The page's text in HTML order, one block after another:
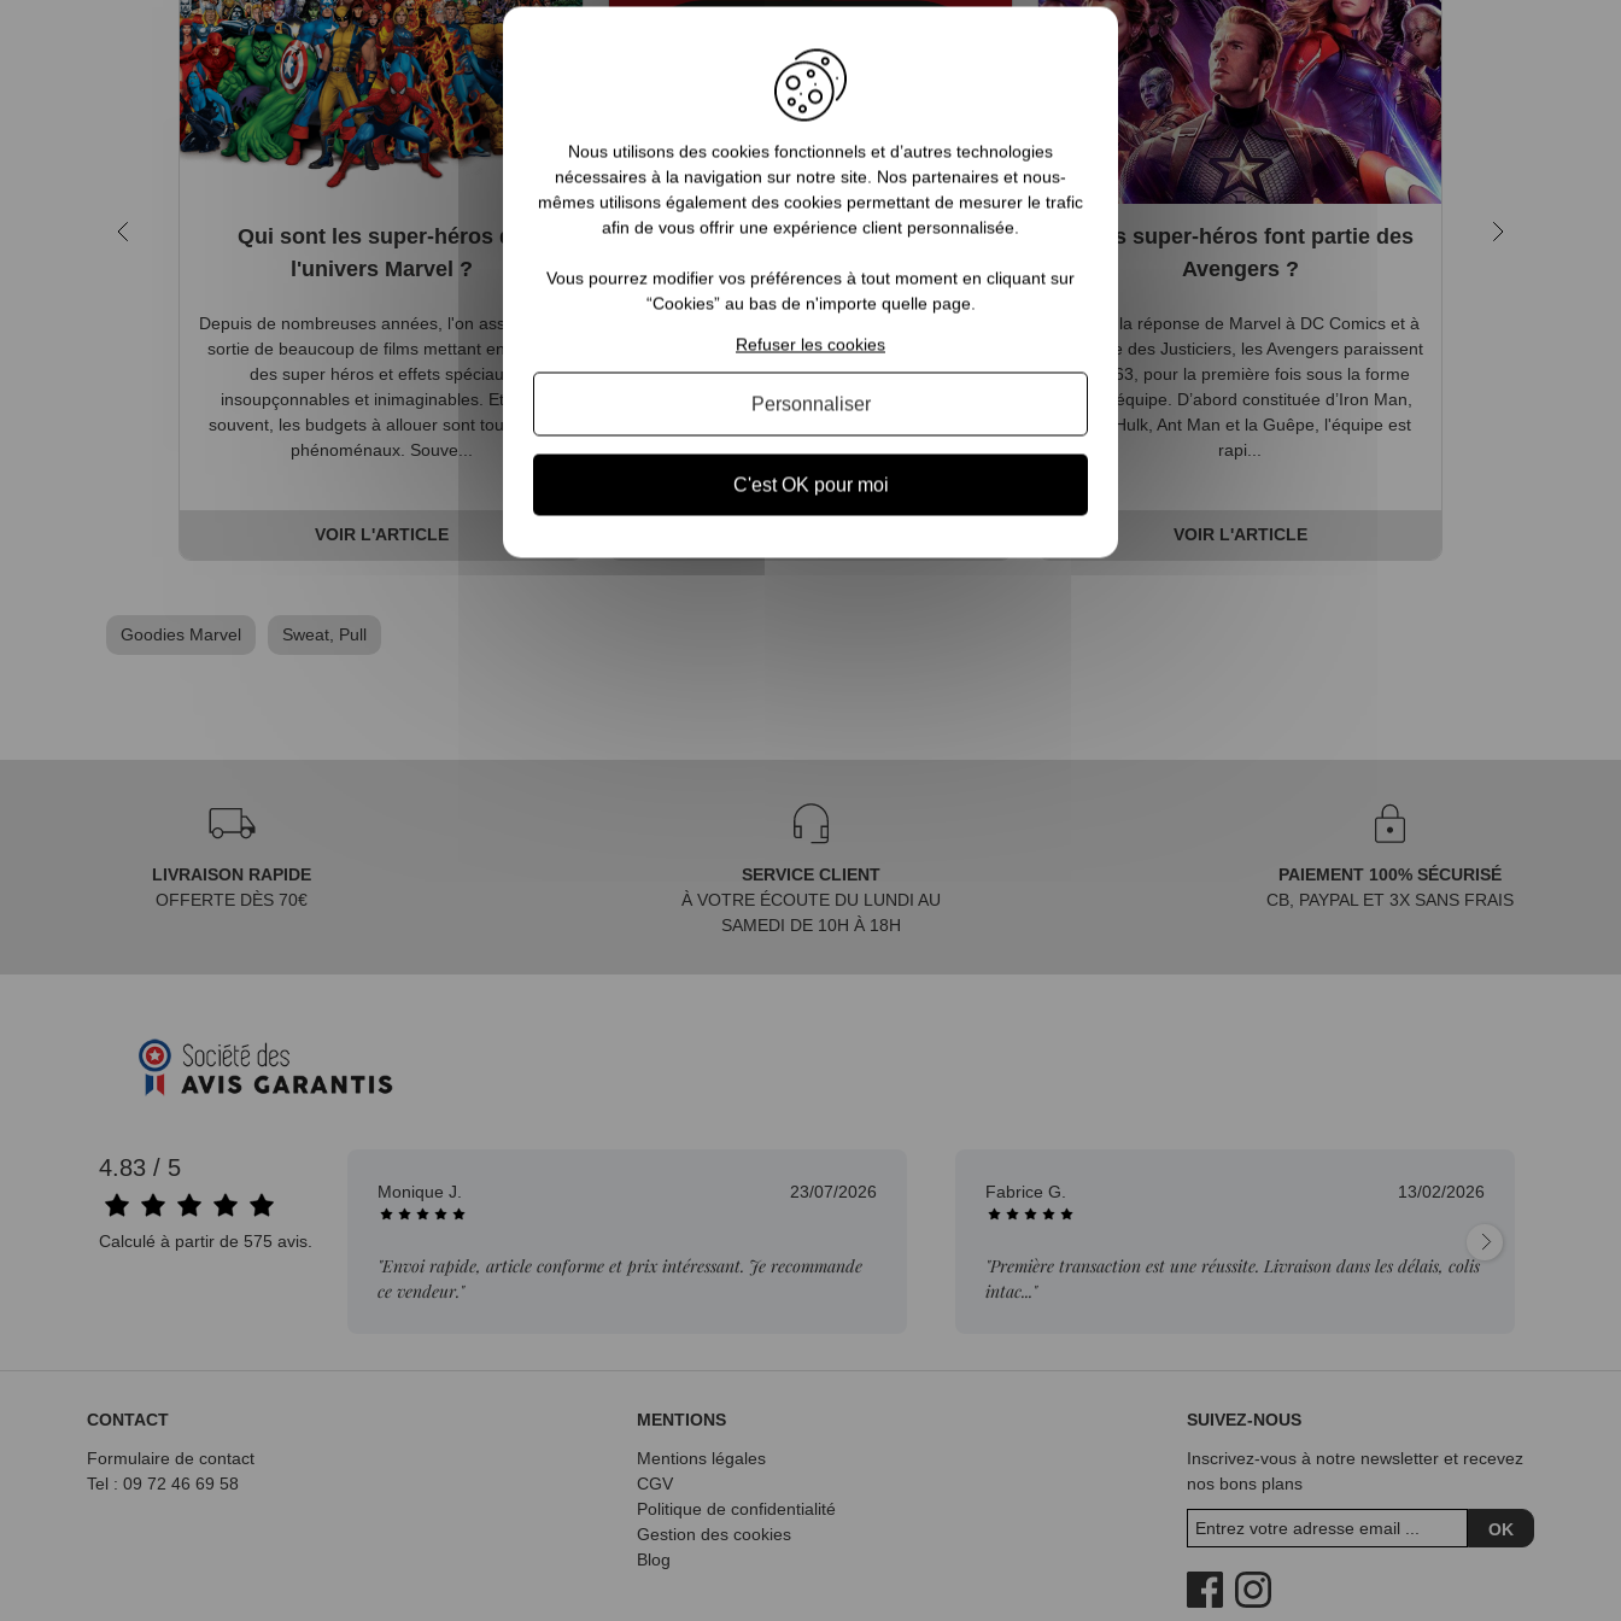
Qui sont les super-héros de
l'univers Marvel ?
Depuis de nombreuses années, l'on assiste à la
sortie de beaucoup de films mettant en scène
des super héros et effets spéciaux
insoupçonnables et inimaginables. Et bien
souvent, les budgets à allouer sont tout aussi
phénoménaux. Souve...
VOIR L'ARTICLE
5 bonnes raisons de choisir Pause
Canap
l’affût de la sortie du prochain film de super-héros
? Les jeux vidéo ne sont pas qu’un simple hobby
pour vous, mais une véritable passion ? Alors
Quels super-héros font partie des
Avengers ?
Nés de la réponse de Marvel à DC Comics et à
sa Ligue des Justiciers, les Avengers paraissent
en 1963, pour la première fois sous la forme
d’une équipe. D’abord constituée d’Iron Man,
Thor, Hulk, Ant Man et la Guêpe, l'équipe est
rapi...
VOIR L'ARTICLE
Goodies Marvel Sweat, Pull
LIVRAISON RAPIDE
OFFERTE DÈS 70€
SERVICE CLIENT
À VOTRE ÉCOUTE DU LUNDI AU
SAMEDI DE 10H À 18H
PAIEMENT 100% SÉCURISÉ
CB, PAYPAL ET 3X SANS FRAIS
4.83 / 5
Calculé à partir de 575 avis.
Monique J. 23/07/2026
"Envoi rapide, article conforme et prix intéressant. Je recommande
ce vendeur."
Fabrice G. 13/02/2026
"Première transaction est une réussite. Livraison dans les délais, colis
intac..."
CONTACT
Formulaire de contact
Tel : 09 72 46 69 58
MENTIONS
Mentions légales
CGV
Politique de confidentialité
Gestion des cookies
Blog
SUIVEZ-NOUS
Inscrivez-vous à notre newsletter et recevez
nos bons plans
OK
Nous utilisons des cookies fonctionnels et d’autres technologies
nécessaires à la navigation sur notre site. Nos partenaires et nous-
mêmes utilisons également des cookies permettant de mesurer le trafic
afin de vous offrir une expérience client personnalisée.
Vous pourrez modifier vos préférences à tout moment en cliquant sur
“Cookies” au bas de n'importe quelle page.
C'est OK pour moi
Refuser les cookies
Personnaliser